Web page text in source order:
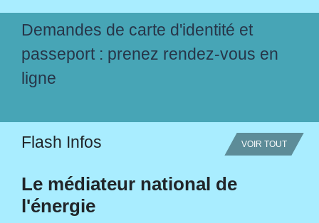
Demandes de carte d'identité et
passeport : prenez rendez-vous en
ligne
Flash Infos VOIR TOUT
Le médiateur national de
l'énergie